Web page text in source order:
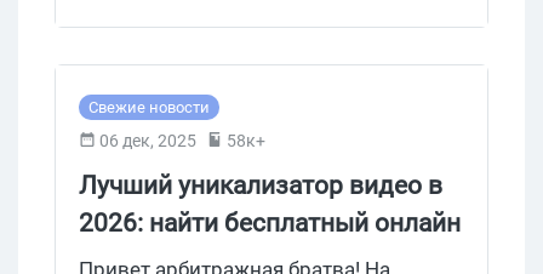
установки браузерного расширения
Свежие новости
06 дек, 2025 58к+
Лучший уникализатор видео в
2026: найти бесплатный онлайн
инструмент для видео и фото
Привет арбитражная братва! На